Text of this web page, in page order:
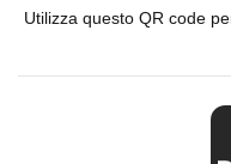
Utilizza questo QR code